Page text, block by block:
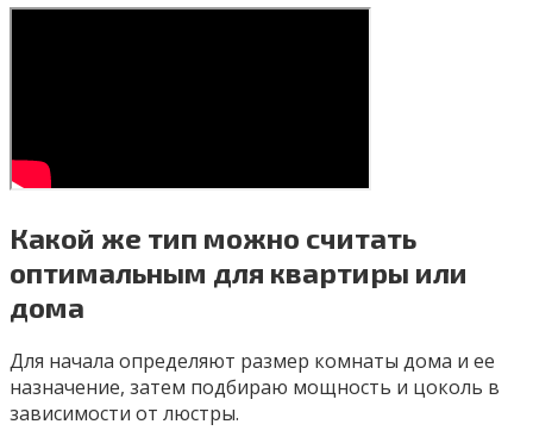
Какой же тип можно считать
оптимальным для квартиры или
дома
Для начала определяют размер комнаты дома и ее
назначение, затем подбираю мощность и цоколь в
зависимости от люстры.